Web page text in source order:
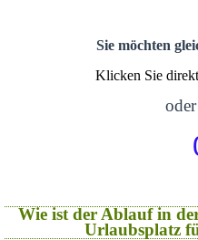
Sie möchten
Klicken Sie
Wie ist der Ablauf in
Urlaubsplatz